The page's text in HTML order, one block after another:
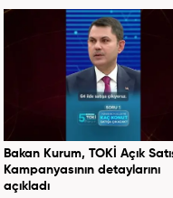
Bakan Kurum, TOKİ Açık
Kampanyasının detaylarını
açıkladı